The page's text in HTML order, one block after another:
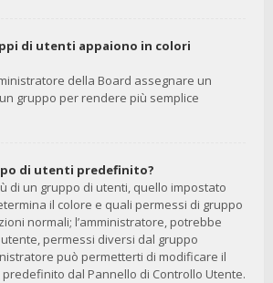
di utenti appaiono in colori
della Board assegnare un
gruppo per rendere più semplice
di utenti predefinito?
di un gruppo di utenti, quello impostato
il colore e quali permessi di gruppo
normali; l’amministratore, potrebbe
permessi diversi dal gruppo
può permetterti di modificare il
dal Pannello di Controllo Utente.